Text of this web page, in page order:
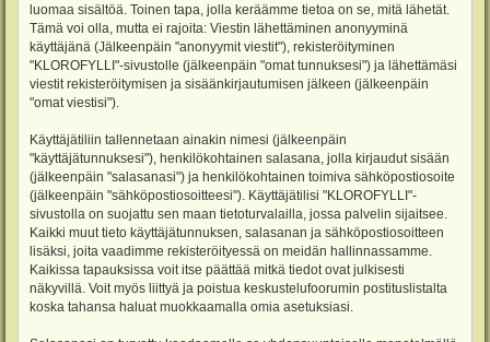
luomaa sisältöä. Toinen tapa, jolla keräämme tietoa on se, mitä lähetät.
Tämä voi olla, mutta ei rajoita: Viestin lähettäminen anonyyminä
käyttäjänä (Jälkeenpäin "anonyymit viestit"), rekisteröityminen
"KLOROFYLLI"-sivustolle (jälkeenpäin "omat tunnuksesi") ja lähettämäsi
viestit rekisteröitymisen ja sisäänkirjautumisen jälkeen (jälkeenpäin
"omat viestisi").
Käyttäjätiliin tallennetaan ainakin nimesi (jälkeenpäin
"käyttäjätunnuksesi"), henkilökohtainen salasana, jolla kirjaudut sisään
(jälkeenpäin "salasanasi") ja henkilökohtainen toimiva sähköpostiosoite
(jälkeenpäin "sähköpostiosoitteesi"). Käyttäjätilisi "KLOROFYLLI"-
sivustolla on suojattu sen maan tietoturvalailla, jossa palvelin sijaitsee.
Kaikki muut tieto käyttäjätunnuksen, salasanan ja sähköpostiosoitteen
lisäksi, joita vaadimme rekisteröityessä on meidän hallinnassamme.
Kaikissa tapauksissa voit itse päättää mitkä tiedot ovat julkisesti
näkyvillä. Voit myös liittyä ja poistua keskustelufoorumin postituslistalta
koska tahansa haluat muokkaamalla omia asetuksiasi.